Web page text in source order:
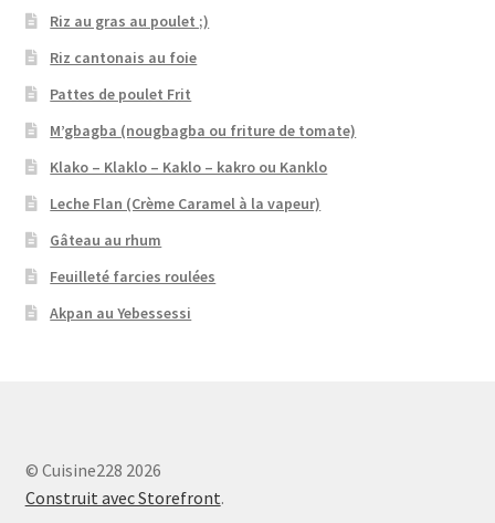
Riz au gras au poulet ;)
Riz cantonais au foie
Pattes de poulet Frit
M’gbagba (nougbagba ou friture de tomate)
Klako – Klaklo – Kaklo – kakro ou Kanklo
Leche Flan (Crème Caramel à la vapeur)
Gâteau au rhum
Feuilleté farcies roulées
Akpan au Yebessessi
© Cuisine228 2026
Construit avec Storefront.